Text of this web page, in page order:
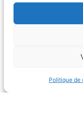
Politique de
Découvre le
fascine autant qu’il
plante peut être